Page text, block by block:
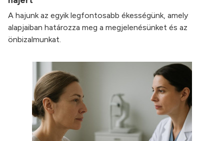
A hajunk az egyik legfontosabb ékességünk, amely
alapjaiban határozza meg a megjelenésünket és az
önbizalmunkat.